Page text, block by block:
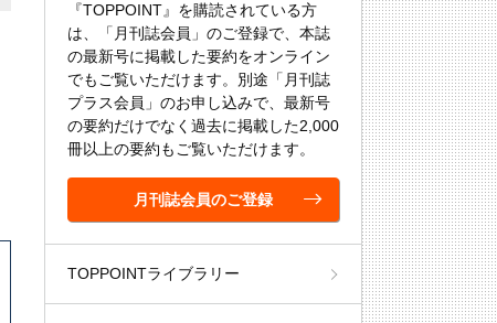
『TOPPOINT』を購読されている方
は、「月刊誌会員」のご登録で、本誌
の最新号に掲載した要約をオンライン
でもご覧いただけます。別途「月刊誌
プラス会員」のお申し込みで、最新号
の要約だけでなく過去に掲載した2,000
冊以上の要約もご覧いただけます。
月刊誌会員のご登録
TOPPOINTライブラリー